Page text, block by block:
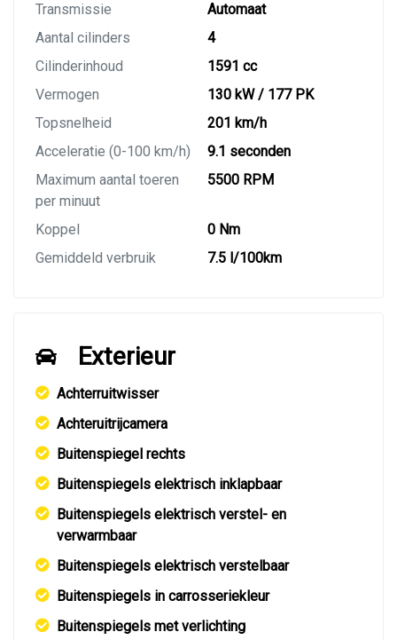
Transmissie
Automaat
Aantal cilinders
4
Cilinderinhoud
1591 cc
Vermogen
130 kW / 177 PK
Topsnelheid
201 km/h
Acceleratie (0-100 km/h)
9.1 seconden
Maximum aantal toeren
per minuut
5500 RPM
Koppel
0 Nm
Gemiddeld verbruik
7.5 l/100km
Exterieur
Achterruitwisser
Achteruitrijcamera
Buitenspiegel rechts
Buitenspiegels elektrisch inklapbaar
Buitenspiegels elektrisch verstel- en
verwarmbaar
Buitenspiegels elektrisch verstelbaar
Buitenspiegels in carrosseriekleur
Buitenspiegels met verlichting